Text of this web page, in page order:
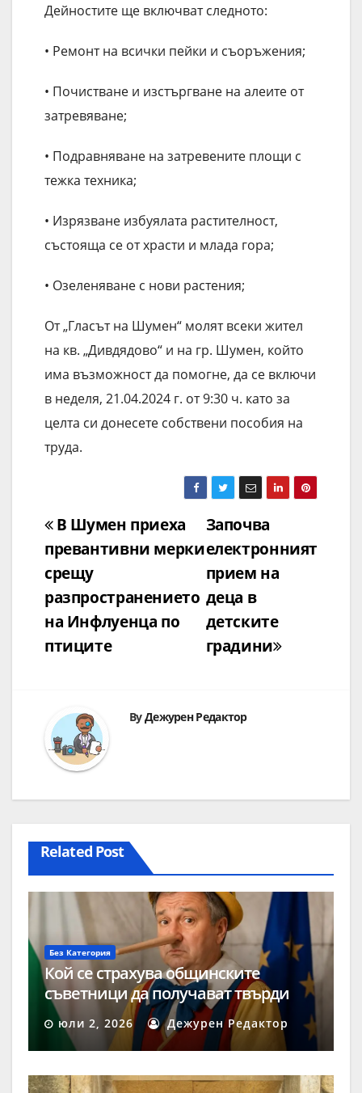
Дейностите ще включват следното:
• Ремонт на всички пейки и съоръжения;
• Почистване и изстъргване на алеите от
затревяване;
• Подравняване на затревените площи с
тежка техника;
• Изрязване избуялата растителност,
състояща се от храсти и млада гора;
• Озеленяване с нови растения;
От „Гласът на Шумен“ молят всеки жител
на кв. „Дивдядово“ и на гр. Шумен, който
има възможност да помогне, да се включи
в неделя, 21.04.2024 г. от 9:30 ч. като за
целта си донесете собствени пособия на
труда.
Навигация
Започва
електронният
прием на
деца в
детските
градини
В Шумен приеха
превантивни мерки
срещу
разпространението
на Инфлуенца по
птиците
ByДежурен Редактор
Related Post
Без Категория
Кой се страхува общинските
съветници да получават твърди
заплати?
юли 2, 2026 Дежурен Редактор